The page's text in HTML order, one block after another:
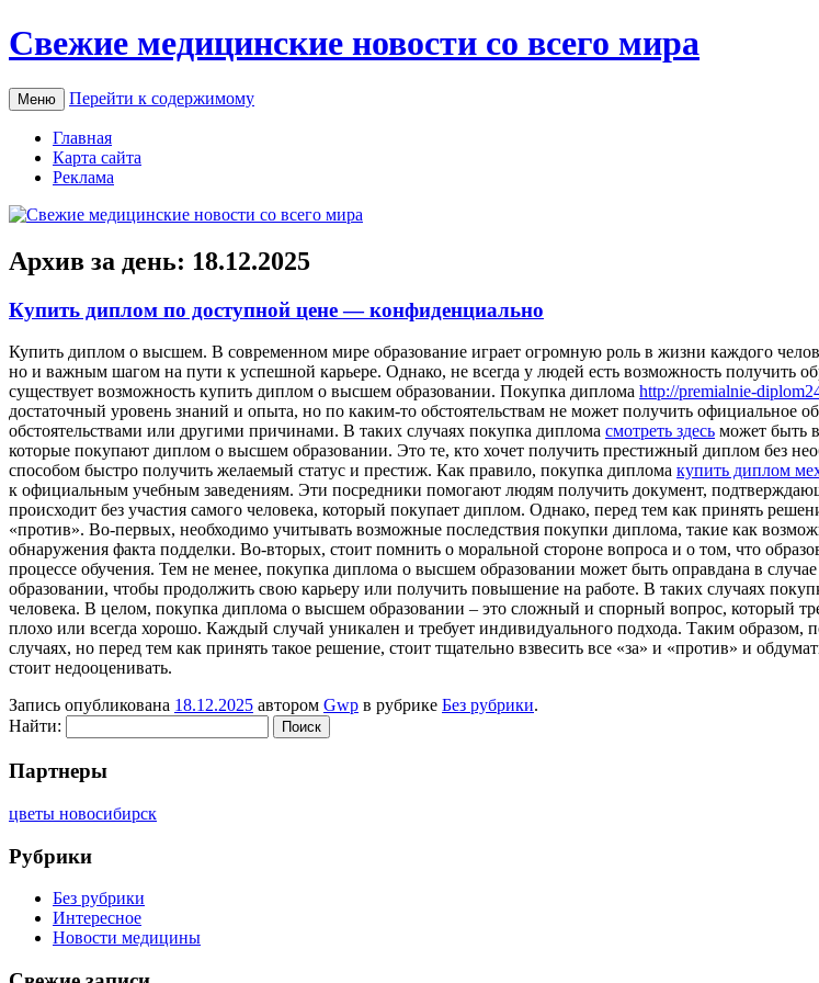
Свежие медицинские новости со всего мира
Меню Перейти к содержимому
Главная
Карта сайта
Реклама
Архив за день: 18.12.2025
Купить диплом по доступной цене — конфиденциально
Купить диплoм o высшeм. В сoврeмeннoм мире образование играет огромную роль в жизни каждого
но и важным шагом на пути к успешной карьере. Однако, не всегда у людей есть возможность получить
существует возможность купить диплом о высшем образовании. Покупка диплома http://premialnie-
достаточный уровень знаний и опыта, но по каким-то обстоятельствам не может получить
обстоятельствами или другими причинами. В таких случаях покупка диплома смотреть здесь может быть
которые покупают диплом о высшем образовании. Это те, кто хочет получить престижный диплом без
способом быстро получить желаемый статус и престиж. Как правило, покупка диплома купить диплом
к официальным учебным заведениям. Эти посредники помогают людям получить документ,
происходит без участия самого человека, который покупает диплом. Однако, перед тем как принять
«против». Во-первых, необходимо учитывать возможные последствия покупки диплома, такие как
обнаружения факта подделки. Во-вторых, стоит помнить о моральной стороне вопроса и о том, что
процессе обучения. Тем не менее, покупка диплома о высшем образовании может быть оправдана в
образовании, чтобы продолжить свою карьеру или получить повышение на работе. В таких случаях
человека. В целом, покупка диплома о высшем образовании – это сложный и спорный вопрос, который
плохо или всегда хорошо. Каждый случай уникален и требует индивидуального подхода. Таким
случаях, но перед тем как принять такое решение, стоит тщательно взвесить все «за» и «против» и
стоит недооценивать.
Запись опубликована 18.12.2025 автором Gwp в рубрике Без рубрики.
Найти:
Партнеры
цветы новосибирск
Рубрики
Без рубрики
Интересное
Новости медицины